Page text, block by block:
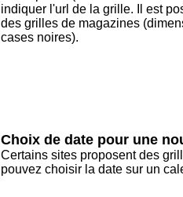
indiquer l'url de la grille. Il est
des grilles de magazines
cases noires).
Choix de date pour une
Certains sites proposent des
pouvez choisir la date sur un